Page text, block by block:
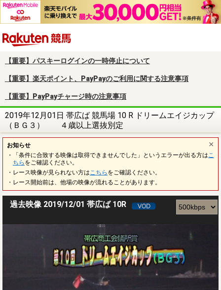
【重要】パスキーログインの一時停止について
【重要】楽天ポイント、PayPayのご利用に関する注意事項
【重要】PayPayチャージ時の注意事項
2019年12月01日 帯広ば 競馬場 10 R ドリームエイジカップ
（ＢＧ３） ４歳以上選抜別定
お知らせ
・「条件に合致する映像は取得できませんでした」というエラーが出る方は こ
ちら をご確認ください。
・レース映像が見られない方は こちら をご確認ください。
・レース開始前は、他場の映像が流れることがあります。
過去映像 2019/12/01 帯広ば 10R